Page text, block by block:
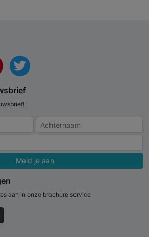
Meld je aan
aan in onze brochure service